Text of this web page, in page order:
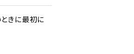
きに最初に